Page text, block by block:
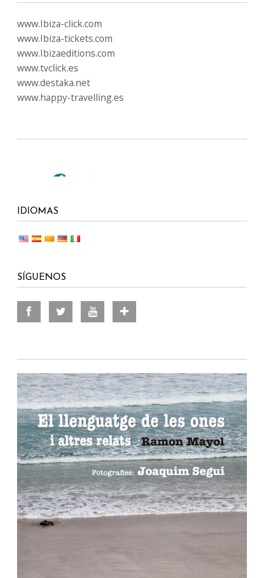
www.Ibiza-click.com
www.Ibiza-tickets.com
www.Ibizaeditions.com
www.tvclick.es
www.destaka.net
www.happy-travelling.es
IDIOMAS
SÍGUENOS